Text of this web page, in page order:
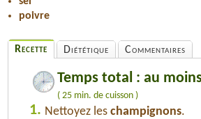
poivre
Recette Diététique Commentaires
Temps total : au
( 25 min. de cuisson )
1. Nettoyez les champignons.